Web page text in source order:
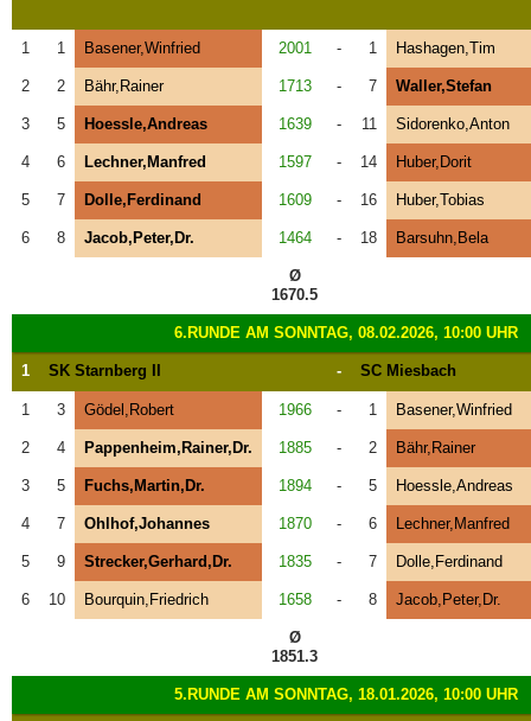
1 1 Basener,Winfried 2001 - 1 Hashagen,Tim
2 2 Bähr,Rainer 1713 - 7 Waller,Stefan
3 5 Hoessle,Andreas 1639 - 11 Sidorenko,Anton
4 6 Lechner,Manfred 1597 - 14 Huber,Dorit
5 7 Dolle,Ferdinand 1609 - 16 Huber,Tobias
6 8 Jacob,Peter,Dr. 1464 - 18 Barsuhn,Bela
Ø
1670.5
6.RUNDE AM SONNTAG, 08.02.2026, 10:00 UHR
1 SK Starnberg II - SC Miesbach
1 3 Gödel,Robert 1966 - 1 Basener,Winfried
2 4 Pappenheim,Rainer,Dr. 1885 - 2 Bähr,Rainer
3 5 Fuchs,Martin,Dr. 1894 - 5 Hoessle,Andreas
4 7 Ohlhof,Johannes 1870 - 6 Lechner,Manfred
5 9 Strecker,Gerhard,Dr. 1835 - 7 Dolle,Ferdinand
6 10 Bourquin,Friedrich 1658 - 8 Jacob,Peter,Dr.
Ø
1851.3
5.RUNDE AM SONNTAG, 18.01.2026, 10:00 UHR